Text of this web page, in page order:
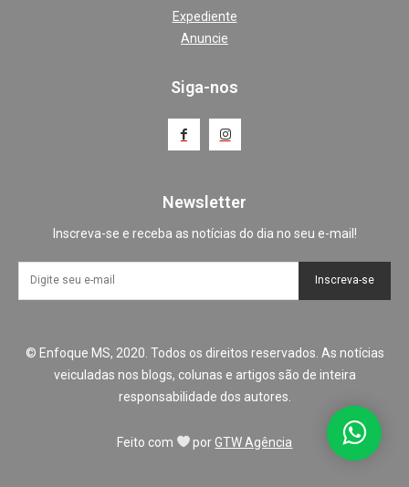
Expediente
Anuncie
Siga-nos
Newsletter
Inscreva-se e receba as notícias do dia no seu e-mail!
Inscreva-se
© Enfoque MS, 2020. Todos os direitos reservados. As notícias
veiculadas nos blogs, colunas e artigos são de inteira
responsabilidade dos autores.
Feito com porGTW Agência